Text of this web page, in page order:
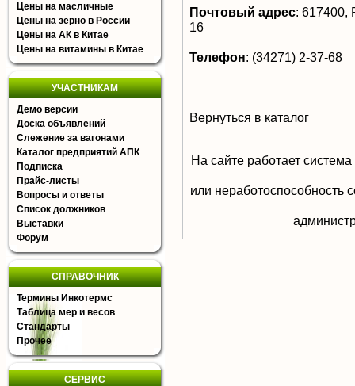
Цены на масличные
Цены на зерно в России
Цены на АК в Китае
Цены на витамины в Китае
УЧАСТНИКАМ
Демо версии
Доска объявлений
Слежение за вагонами
Каталог предприятий АПК
Подписка
Прайс-листы
Вопросы и ответы
Список должников
Выставки
Форум
СПРАВОЧНИК
Термины Инкотермс
Таблица мер и весов
Стандарты
Прочее
СЕРВИС
Почтовый адрес: 617400,
16
Телефон: (34271) 2-37-68
Вернуться в каталог
На сайте работает
или неработоспособность